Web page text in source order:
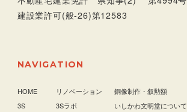
建設業許可(般-26)第12583
NAVIGATION
HOME リノベーション
銅像制作・叙勲額
3S
3Sラボ いしかわ文明堂について